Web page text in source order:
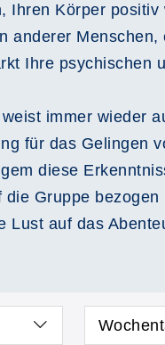
Ihren Körper
anderer
Ihre psychischen
immer wieder
für das Gelingen
diese
die Gruppe
Lust auf das